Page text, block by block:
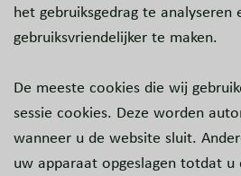
het gebruiksgedrag te analyseren
gebruiksvriendelijker te maken.
De meeste cookies die wij
sessie cookies. Deze worden
wanneer u de website sluit.
uw apparaat opgeslagen totdat u